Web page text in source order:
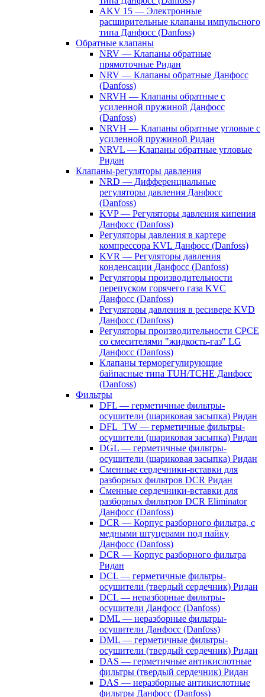
AKV 15 — Электронные
расширительные клапаны импульсного
типа Данфосс (Danfoss)
Обратные клапаны
NRV — Клапаны обратные
прямоточные Ридан
NRV — Клапаны обратные Данфосс
(Danfoss)
NRVH — Клапаны обратные с
усиленной пружиной Данфосс
(Danfoss)
NRVH — Клапаны обратные угловые с
усиленной пружиной Ридан
NRVL — Клапаны обратные угловые
Ридан
Клапаны-регуляторы давления
NRD — Дифференциальные
регуляторы давления Данфосс
(Danfoss)
KVP — Регуляторы давления кипения
Данфосс (Danfoss)
Регуляторы давления в картере
компрессора KVL Данфосс (Danfoss)
KVR — Регуляторы давления
конденсации Данфосс (Danfoss)
Регуляторы производительности
перепуском горячего газа KVC
Данфосс (Danfoss)
Регуляторы давления в ресивере KVD
Данфосс (Danfoss)
Регуляторы производительности CPCE
со смесителями "жидкость-газ" LG
Данфосс (Danfoss)
Клапаны терморегулирующие
байпасные типа TUH/TCHE Данфосс
(Danfoss)
Фильтры
DFL — герметичные фильтры-
осушители (шариковая засыпка) Ридан
DFL_TW — герметичные фильтры-
осушители (шариковая засыпка) Ридан
DGL — герметичные фильтры-
осушители (шариковая засыпка) Ридан
Сменные сердечники-вставки для
разборных фильтров DCR Ридан
Сменные сердечники-вставки для
разборных фильтров DCR Eliminator
Данфосс (Danfoss)
DCR — Корпус разборного фильтра, с
медными штуцерами под пайку
Данфосс (Danfoss)
DCR — Корпус разборного фильтра
Ридан
DCL — герметичные фильтры-
осушители (твердый сердечник) Ридан
DCL — неразборные фильтры-
осушители Данфосс (Danfoss)
DML — неразборные фильтры-
осушители Данфосс (Danfoss)
DML — герметичные фильтры-
осушители (твердый сердечник) Ридан
DAS — герметичные антикислотные
фильтры (твердый сердечник) Ридан
DAS — неразборные антикислотные
фильтры Данфосс (Danfoss)